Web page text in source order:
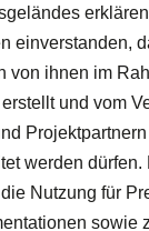
einverstanden,
von ihnen im
und vom
werden dürfen.
Nutzung für
sowie